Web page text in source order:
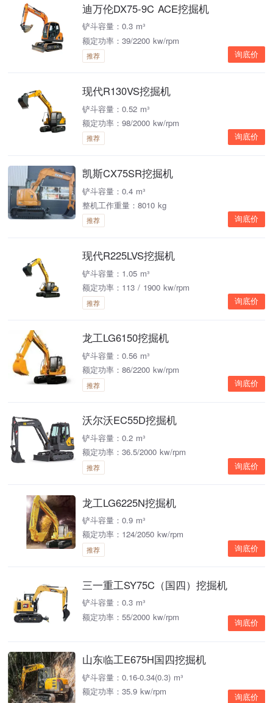
迪万伦DX75-9C ACE挖掘机
铲斗容量：0.3 m³
额定功率：39/2200 kw/rpm
推荐 询底价
现代R130VS挖掘机
铲斗容量：0.52 m³
额定功率：98/2000 kw/rpm
推荐 询底价
凯斯CX75SR挖掘机
铲斗容量：0.4 m³
整机工作重量：8010 kg
推荐 询底价
现代R225LVS挖掘机
铲斗容量：1.05 m³
额定功率：113 / 1900 kw/rpm
推荐 询底价
龙工LG6150挖掘机
铲斗容量：0.56 m³
额定功率：86/2200 kw/rpm
推荐 询底价
沃尔沃EC55D挖掘机
铲斗容量：0.2 m³
额定功率：36.5/2000 kw/rpm
推荐 询底价
龙工LG6225N挖掘机
铲斗容量：0.9 m³
额定功率：124/2050 kw/rpm
推荐 询底价
三一重工SY75C（国四）挖掘机
铲斗容量：0.3 m³
额定功率：55/2000 kw/rpm
询底价
山东临工E675H国四挖掘机
铲斗容量：0.16-0.34(0.3) m³
额定功率：35.9 kw/rpm
询底价